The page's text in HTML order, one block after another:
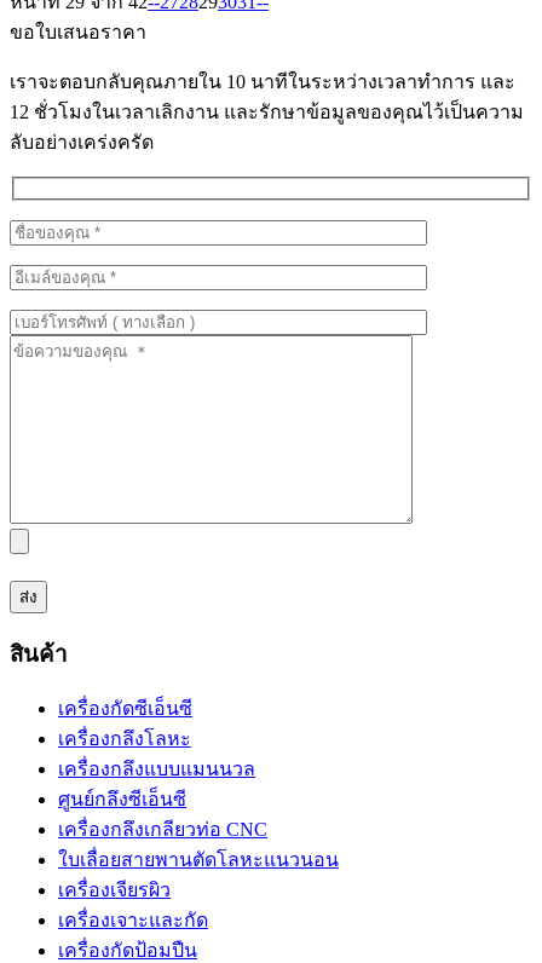
ขอใบเสนอราคา
เราจะตอบกลับคุณภายใน 10 นาทีในระหว่างเวลาทำการ และ
12 ชั่วโมงในเวลาเลิกงาน และรักษาข้อมูลของคุณไว้เป็นความ
ลับอย่างเคร่งครัด
สินค้า
เครื่องกัดซีเอ็นซี
เครื่องกลึงโลหะ
เครื่องกลึงแบบแมนนวล
ศูนย์กลึงซีเอ็นซี
เครื่องกลึงเกลียวท่อ CNC
ใบเลื่อยสายพานตัดโลหะแนวนอน
เครื่องเจียรผิว
เครื่องเจาะและกัด
เครื่องกัดป้อมปืน